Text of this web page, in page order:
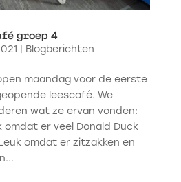
groep 4
| Blogberichten
maandag voor de eerste
leescafé. We
wat ze ervan vonden:
omdat er veel Donald Duck
omdat er zitzakken en